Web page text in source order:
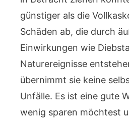
günstiger als die
Schäden ab, die durch
Einwirkungen wie
Naturereignisse
übernimmt sie keine
Unfälle. Es ist eine gute
wenig sparen möchtest